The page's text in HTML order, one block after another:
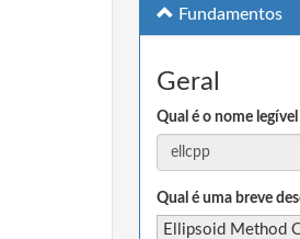
Fundamentos
Geral
Qual é o nome
Qual é uma breve
Ellipsoid Method